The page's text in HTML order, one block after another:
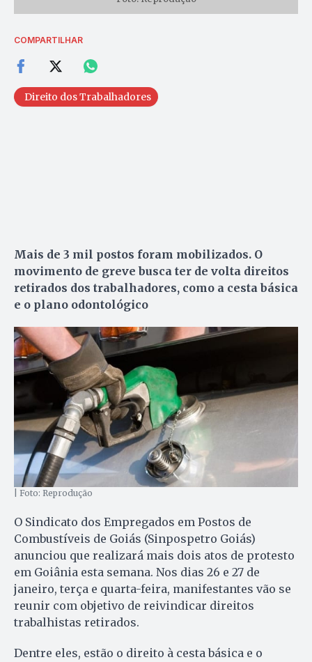
COMPARTILHAR
Direito dos Trabalhadores
Mais de 3 mil postos foram mobilizados. O
movimento de greve busca ter de volta direitos
retirados dos trabalhadores, como a cesta básica
e o plano odontológico
| Foto: Reprodução
O Sindicato dos Empregados em Postos de
Combustíveis de Goiás (Sinpospetro Goiás)
anunciou que realizará mais dois atos de protesto
em Goiânia esta semana. Nos dias 26 e 27 de
janeiro, terça e quarta-feira, manifestantes vão se
reunir com objetivo de reivindicar direitos
trabalhistas retirados.
Dentre eles, estão o direito à cesta básica e o